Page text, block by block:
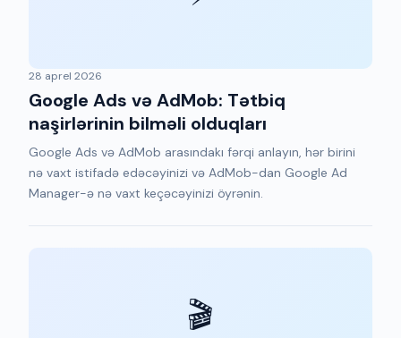
28 aprel 2026
Google Ads və AdMob: Tətbiq
naşirlərinin bilməli olduqları
Google Ads və AdMob arasındakı fərqi anlayın, hər birini
nə vaxt istifadə edəcəyinizi və AdMob-dan Google Ad
Manager-ə nə vaxt keçəcəyinizi öyrənin.
🎬